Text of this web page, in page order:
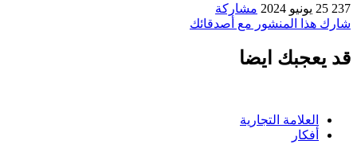
237 25 يونيو 2024
مشاركة
شارك هذا المنشور مع أصدقائك
قد يعجبك ايضا
العلامة التجارية
أفكار